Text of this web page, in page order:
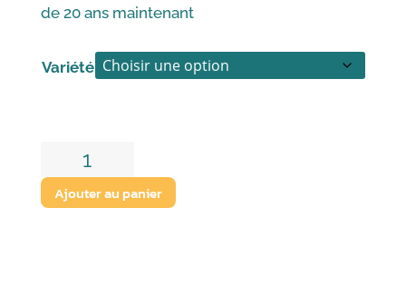
de 20 ans maintenant
Variété
quantité
de
Thés
Ajouter au panier